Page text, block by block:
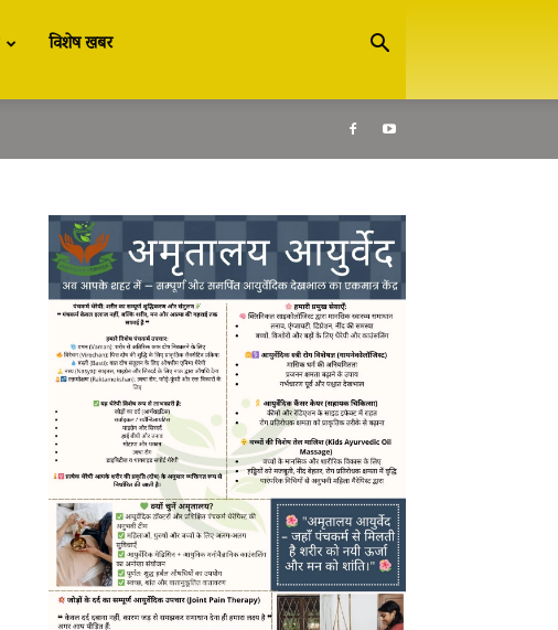
विशेष खबर